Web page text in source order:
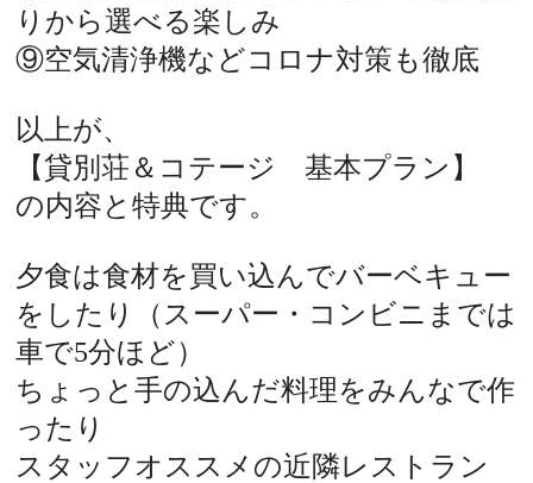
りから選べる楽しみ
⑨空気清浄機などコロナ対策も徹底
以上が、
【貸別荘＆コテージ 基本プラン】
の内容と特典です。
夕食は食材を買い込んでバーベキュー
をしたり（スーパー・コンビニまでは
車で5分ほど）
ちょっと手の込んだ料理をみんなで作
ったり
スタッフオススメの近隣レストラン